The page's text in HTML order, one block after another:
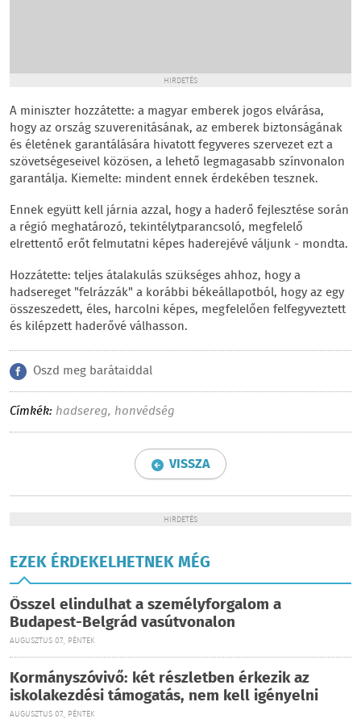
HIRDETÉS
A miniszter hozzátette: a magyar emberek jogos elvárása,
hogy az ország szuverenitásának, az emberek biztonságának
és életének garantálására hivatott fegyveres szervezet ezt a
szövetségeseivel közösen, a lehető legmagasabb színvonalon
garantálja. Kiemelte: mindent ennek érdekében tesznek.
Ennek együtt kell járnia azzal, hogy a haderő fejlesztése során
a régió meghatározó, tekintélytparancsoló, megfelelő
elrettentő erőt felmutatni képes haderejévé váljunk - mondta.
Hozzátette: teljes átalakulás szükséges ahhoz, hogy a
hadsereget "felrázzák" a korábbi békeállapotból, hogy az egy
összeszedett, éles, harcolni képes, megfelelően felfegyveztett
és kilépzett haderővé válhasson.
Oszd meg barátaiddal
Címkék: hadsereg, honvédség
VISSZA
HIRDETÉS
EZEK ÉRDEKELHETNEK MÉG
Ősszel elindulhat a személyforgalom a
Budapest-Belgrád vasútvonalon
AUGUSZTUS 07., PÉNTEK
Kormányszóvivő: két részletben érkezik az
iskolakezdési támogatás, nem kell igényelni
AUGUSZTUS 07., PÉNTEK